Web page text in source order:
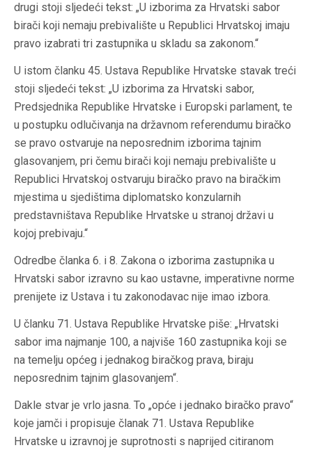
drugi stoji sljedeći tekst: „U izborima za Hrvatski sabor
birači koji nemaju prebivalište u Republici Hrvatskoj imaju
pravo izabrati tri zastupnika u skladu sa zakonom.“
U istom članku 45. Ustava Republike Hrvatske stavak treći
stoji sljedeći tekst: „U izborima za Hrvatski sabor,
Predsjednika Republike Hrvatske i Europski parlament, te
u postupku odlučivanja na državnom referendumu biračko
se pravo ostvaruje na neposrednim izborima tajnim
glasovanjem, pri čemu birači koji nemaju prebivalište u
Republici Hrvatskoj ostvaruju biračko pravo na biračkim
mjestima u sjedištima diplomatsko konzularnih
predstavništava Republike Hrvatske u stranoj državi u
kojoj prebivaju.“
Odredbe članka 6. i 8. Zakona o izborima zastupnika u
Hrvatski sabor izravno su kao ustavne, imperativne norme
prenijete iz Ustava i tu zakonodavac nije imao izbora.
U članku 71. Ustava Republike Hrvatske piše: „Hrvatski
sabor ima najmanje 100, a najviše 160 zastupnika koji se
na temelju općeg i jednakog biračkog prava, biraju
neposrednim tajnim glasovanjem“.
Dakle stvar je vrlo jasna. To „opće i jednako biračko pravo“
koje jamči i propisuje članak 71. Ustava Republike
Hrvatske u izravnoj je suprotnosti s naprijed citiranom